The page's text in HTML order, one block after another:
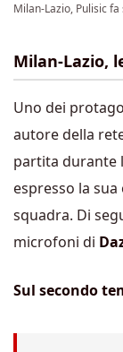
Milan-Lazio, Pulisic
Milan-Lazio,
Uno dei
autore della
partita durante
espresso la
squadra. Di
microfoni di
Sul secondo